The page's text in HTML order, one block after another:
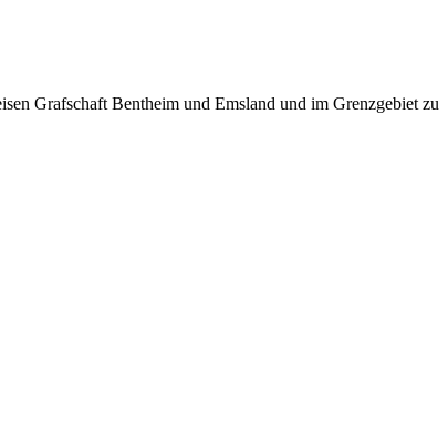
Grafschaft Bentheim und Emsland und im Grenzgebiet zu